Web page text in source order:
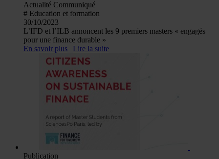
Actualité Communiqué
# Education et formation
30/10/2023
L’IFD et l’ILB annoncent les 9 premiers masters « engagés
pour une finance durable »
En savoir plus
Lire la suite
Publication